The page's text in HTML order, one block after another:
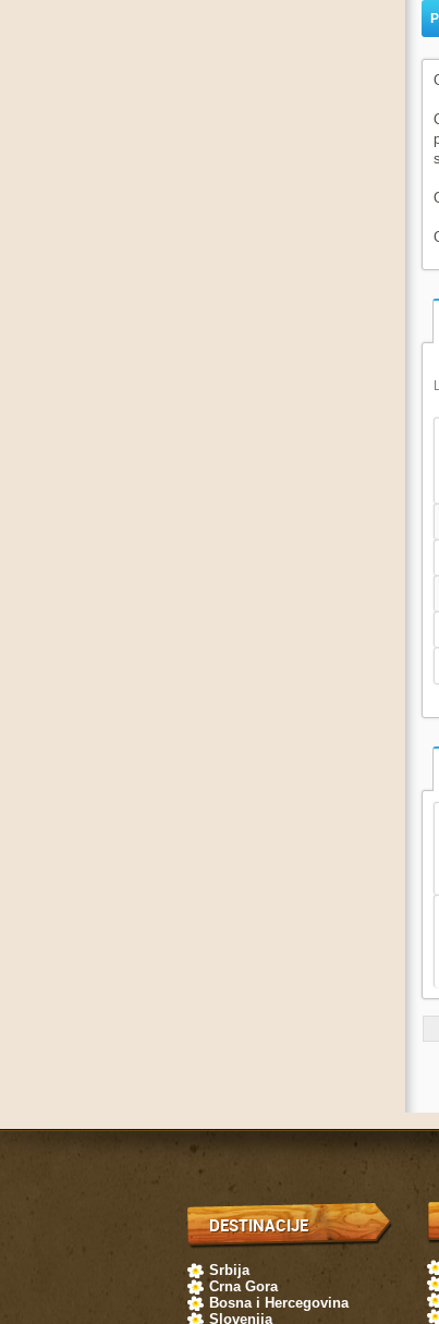
DESTINACIJE
Srbija
Crna Gora
Bosna i Hercegovina
Slovenija